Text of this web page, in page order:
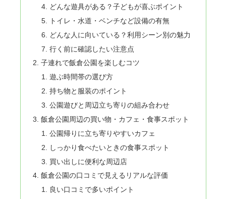
どんな遊具がある？子どもが喜ぶポイント
トイレ・水道・ベンチなど設備の有無
どんな人に向いている？利用シーン別の魅力
行く前に確認したい注意点
子連れで飯倉公園を楽しむコツ
遊ぶ時間帯の選び方
持ち物と服装のポイント
公園遊びと周辺立ち寄りの組み合わせ
飯倉公園周辺の買い物・カフェ・食事スポット
公園帰りに立ち寄りやすいカフェ
しっかり食べたいときの食事スポット
買い出しに便利な周辺店
飯倉公園の口コミで見えるリアルな評価
良い口コミで多いポイント